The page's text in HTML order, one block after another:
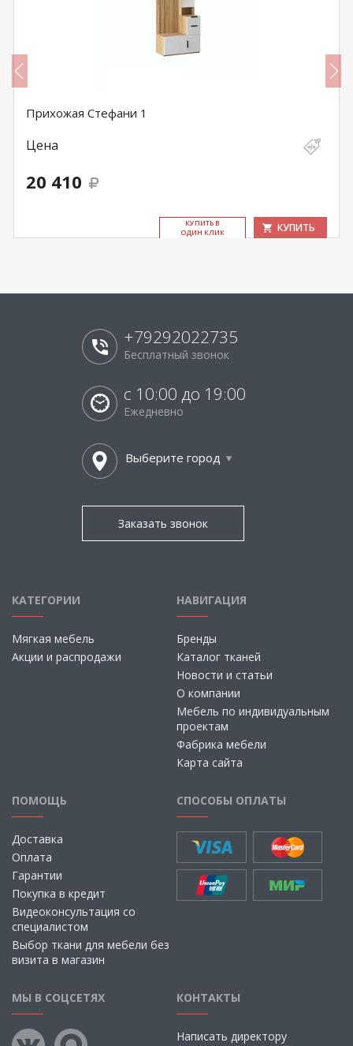
Прихожая Стефани 1
Цена
20 410
КУ­ПИТЬ В
ОДИН КЛИК
КУПИТЬ
+79292022735
Бесплатный звонок
с 10:00 до 19:00
Ежедневно
Выберите город
Заказать звонок
КАТЕГОРИИ
Мягкая мебель
Акции и распродажи
НАВИГАЦИЯ
Бренды
Каталог тканей
Новости и статьи
О компании
Мебель по индивидуальным
проектам
Фабрика мебели
Карта сайта
ПОМОЩЬ
Доставка
Оплата
Гарантии
Покупка в кредит
Видеоконсультация со
специалистом
Выбор ткани для мебели без
визита в магазин
СПОСОБЫ ОПЛАТЫ
МЫ В СОЦСЕТЯХ КОНТАКТЫ
Написать директору